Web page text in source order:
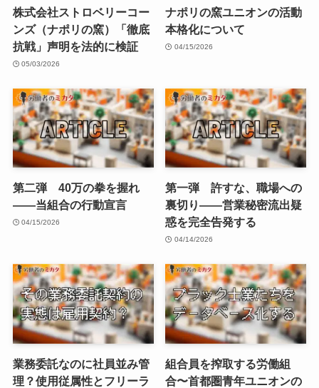
株式会社ストロベリーコー
ンズ（ナポリの窯）「徹底
抗戦」声明を法的に検証
05/03/2026
ナポリの窯ユニオンの活動
本格化について
04/15/2026
第二弾 40万の拳を握れ
——当組合の行動宣言
04/15/2026
第一弾 許すな、職場への
裏切り——営業秘密流出疑
惑を完全告発する
04/14/2026
業務委託なのに社員並み管
理？使用従属性とフリーラ
組合員を搾取する労働組
合〜首都圏青年ユニオンの